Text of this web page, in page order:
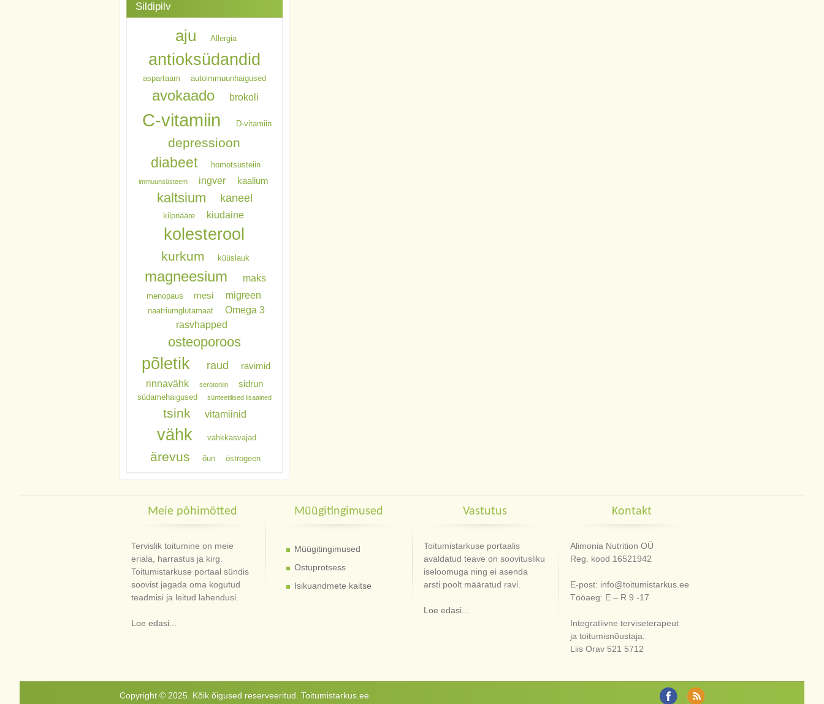
Sildipilv
aju Allergia
antioksüdandid
aspartaam autoimmuunhaigused
avokaado brokoli
C-vitamiin D-vitamiin
depressioon
diabeet homotsüsteiin
immuunsüsteem ingver kaalium
kaltsium kaneel
kilpnääre kiudaine
kolesterool
kurkum küüslauk
magneesium maks
menopaus mesi migreen
naatriumglutamaat
Omega 3
rasvhapped
osteoporoos
põletik raud ravimid
rinnavähk serotoniin sidrun
südamehaigused sünteetilised lisaained
tsink vitamiinid
vähk vähkkasvajad
ärevus õun östrogeen
Meie põhimõtted
Tervislik toitumine on meie
eriala, harrastus ja kirg.
Toitumistarkuse portaal sündis
soovist jagada oma kogutud
teadmisi ja leitud lahendusi.
Loe edasi...
Müügitingimused
Müügitingimused
Ostuprotsess
Isikuandmete kaitse
Vastutus
Toitumistarkuse portaalis
avaldatud teave on soovitusliku
iseloomuga ning ei asenda
arsti poolt määratud ravi.
Loe edasi...
Kontakt
Alimonia Nutrition OÜ
Reg. kood 16521942
E-post: info@toitumistarkus.ee
Tööaeg: E – R 9 -17
Integratiivne terviseterapeut
ja toitumisnõustaja:
Liis Orav 521 5712
Copyright © 2025. Kõik õigused reserveeritud. Toitumistarkus.ee